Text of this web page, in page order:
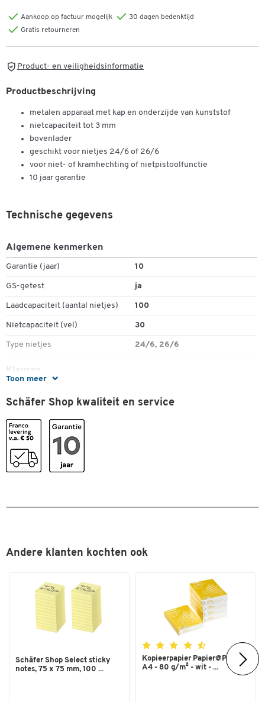
Aankoop op factuur mogelijk
30 dagen bedenktijd
Gratis retourneren
Product- en veiligheidsinformatie
Productbeschrijving
metalen apparaat met kap en onderzijde van kunststof
nietcapaciteit tot 3 mm
bovenlader
geschikt voor nietjes 24/6 of 26/6
voor niet- of kramhechting of nietpistoolfunctie
10 jaar garantie
Toon meer
Technische gegevens
Algemene kenmerken
Garantie (jaar) 10
GS-getest ja
Laadcapaciteit (aantal nietjes) 100
Nietcapaciteit (vel) 30
Type nietjes 24/6, 26/6
Kleuren
Schäfer Shop kwaliteit en service
Andere klanten kochten ook
Schäfer Shop Select sticky
notes, 75 x 75 mm, 100 ...
Kopieerpapier Papier@Print -
A4 - 80 g/m² - wit - ...